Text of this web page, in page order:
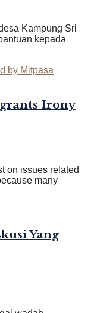
Kampung Sri
kepada
Irony
on issues related
many
Yang